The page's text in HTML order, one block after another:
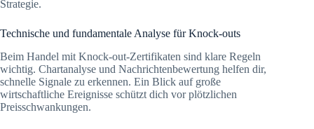
Strategie.
Technische und fundamentale Analyse für Knock-outs
Beim Handel mit Knock-out-Zertifikaten sind klare Regeln
wichtig. Chartanalyse und Nachrichtenbewertung helfen dir,
schnelle Signale zu erkennen. Ein Blick auf große
wirtschaftliche Ereignisse schützt dich vor plötzlichen
Preisschwankungen.